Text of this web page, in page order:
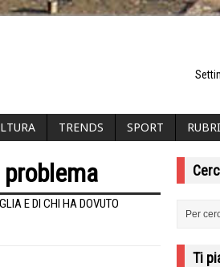
TRENDS SPORT
E DI CHI HA DOVUTO
Ti